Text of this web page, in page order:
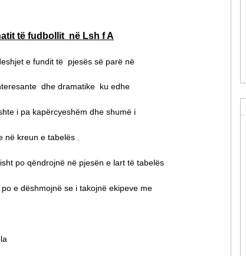
të fudbollit në Lsh f A
e fundit të pjesës së parë në
dhe dramatike ku edhe
i pa kapërcyeshëm dhe shumë i
në kreun e tabelës .
po qëndrojnë në pjesën e lart të tabelës
e dëshmojnë se i takojnë ekipeve me